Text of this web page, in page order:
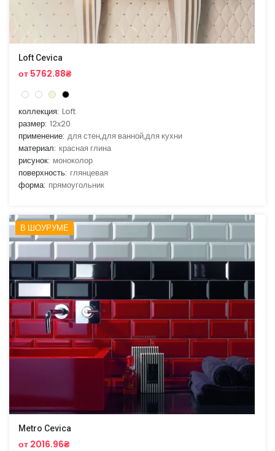
Loft Cevica
от 5762.88₴
коллекция: Loft
размер: 12x20
применение: для стен,для ванной,для кухни
материал: красная глина
рисунок: моноколор
поверхность: глянцевая
форма: прямоугольник
В ШОУРУМЕ
Metro Cevica
от 2016.96₴